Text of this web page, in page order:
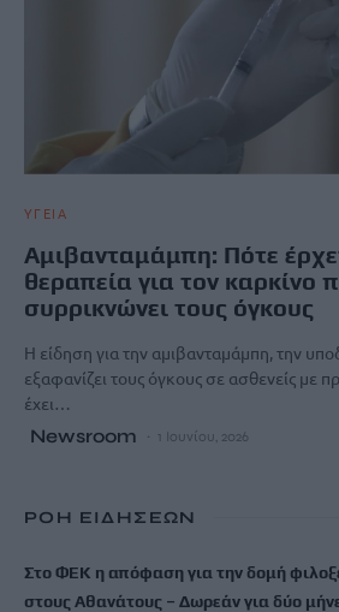
ΥΓΕΙΑ
Αμιβανταμάμπη: Πότε
θεραπεία για τον καρκίνο
συρρικνώνει τους όγκους
Η είδηση για την αμιβανταμάμπη, την
εξαφανίζει τους όγκους σε ασθενείς με
έχει…
Newsroom 1 Ιουνίου, 2026
ΡΟΗ ΕΙΔΗΣΕΩΝ
Στο ΦΕΚ η απόφαση για την δομή
στους Αθανάτους – Δωρεάν για δύο